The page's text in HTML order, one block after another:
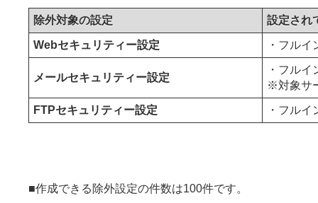
除外対象の設定 設定され
Webセキュリティー設定 ・フル
メールセキュリティー設定
・フル
※対象サ
FTPセキュリティー設定 ・フル
■作成できる除外設定の件数は100件です。